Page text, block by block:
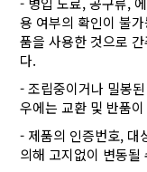
용 여부의 확인이 불
품을 사용한 것으로
다.
- 조립중이거나 밀봉
우에는 교환 및 반품
- 제품의 인증번호, 대
의해 고지없이 변동될